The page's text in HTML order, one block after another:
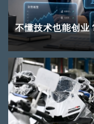
不懂技术也能创业